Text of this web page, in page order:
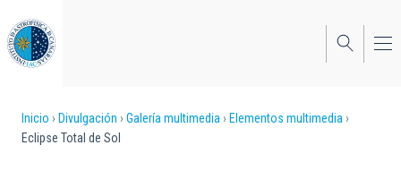
al
contenido
principal
Sobrescribir
enlaces
Inicio Divulgación Galería multimedia
Elementos multimedia
Eclipse Total de Sol